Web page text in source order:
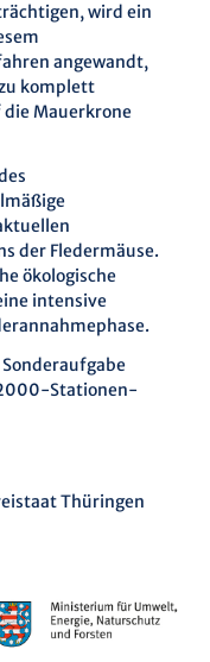
wird ein
angewandt,
komplett
Mauerkrone
der Fledermäuse.
ökologische
intensive
Stationen-
Thüringen